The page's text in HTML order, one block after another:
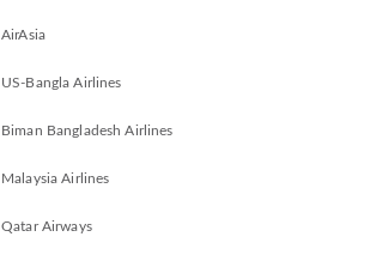
AirAsia
US-Bangla Airlines
Biman Bangladesh Airlines
Malaysia Airlines
Qatar Airways